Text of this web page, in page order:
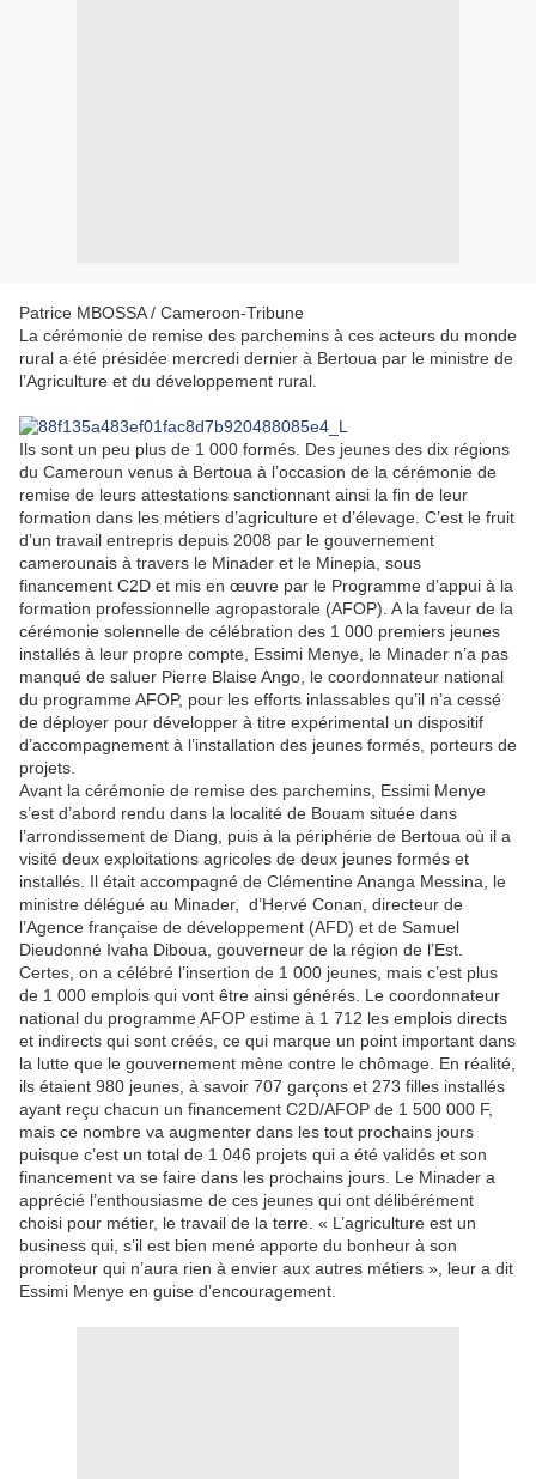
Patrice MBOSSA / Cameroon-Tribune
La cérémonie de remise des parchemins à ces acteurs du monde
rural a été présidée mercredi dernier à Bertoua par le ministre de
l’Agriculture et du développement rural.
Ils sont un peu plus de 1 000 formés. Des jeunes des dix régions
du Cameroun venus à Bertoua à l’occasion de la cérémonie de
remise de leurs attestations sanctionnant ainsi la fin de leur
formation dans les métiers d’agriculture et d’élevage. C’est le fruit
d’un travail entrepris depuis 2008 par le gouvernement
camerounais à travers le Minader et le Minepia, sous
financement C2D et mis en œuvre par le Programme d’appui à la
formation professionnelle agropastorale (AFOP). A la faveur de la
cérémonie solennelle de célébration des 1 000 premiers jeunes
installés à leur propre compte, Essimi Menye, le Minader n’a pas
manqué de saluer Pierre Blaise Ango, le coordonnateur national
du programme AFOP, pour les efforts inlassables qu’il n’a cessé
de déployer pour développer à titre expérimental un dispositif
d’accompagnement à l’installation des jeunes formés, porteurs de
projets.
Avant la cérémonie de remise des parchemins, Essimi Menye
s’est d’abord rendu dans la localité de Bouam située dans
l’arrondissement de Diang, puis à la périphérie de Bertoua où il a
visité deux exploitations agricoles de deux jeunes formés et
installés. Il était accompagné de Clémentine Ananga Messina, le
ministre délégué au Minader, d’Hervé Conan, directeur de
l’Agence française de développement (AFD) et de Samuel
Dieudonné Ivaha Diboua, gouverneur de la région de l’Est.
Certes, on a célébré l’insertion de 1 000 jeunes, mais c’est plus
de 1 000 emplois qui vont être ainsi générés. Le coordonnateur
national du programme AFOP estime à 1 712 les emplois directs
et indirects qui sont créés, ce qui marque un point important dans
la lutte que le gouvernement mène contre le chômage. En réalité,
ils étaient 980 jeunes, à savoir 707 garçons et 273 filles installés
ayant reçu chacun un financement C2D/AFOP de 1 500 000 F,
mais ce nombre va augmenter dans les tout prochains jours
puisque c’est un total de 1 046 projets qui a été validés et son
financement va se faire dans les prochains jours. Le Minader a
apprécié l’enthousiasme de ces jeunes qui ont délibérément
choisi pour métier, le travail de la terre. « L’agriculture est un
business qui, s’il est bien mené apporte du bonheur à son
promoteur qui n’aura rien à envier aux autres métiers », leur a dit
Essimi Menye en guise d’encouragement.